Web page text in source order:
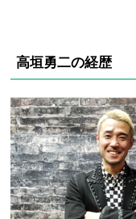
高垣勇二の経歴